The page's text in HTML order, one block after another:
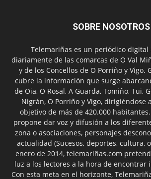
SOBRE NOSOTROS
Telemariñas es un periódico
diariamente de las comarcas de O Val
y de los Concellos de O Porriño y Vigo.
cubre la información que surge
de Oia, O Rosal, A Guarda, Tomiño, Tui,
Nigrán, O Porriño y Vigo, dirigiéndose
objetivo de más de 420.000
propone dar voz y difusión a los
zona o asociaciones, personajes
actualidad (Sucesos, deportes, cultura,
enero de 2014, telemariñas.com
luz a los lectores a la hora de encontrar
Con esta meta en el horizonte,